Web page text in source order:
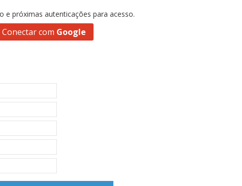
e próximas autenticações para acesso.
Conectar com Google